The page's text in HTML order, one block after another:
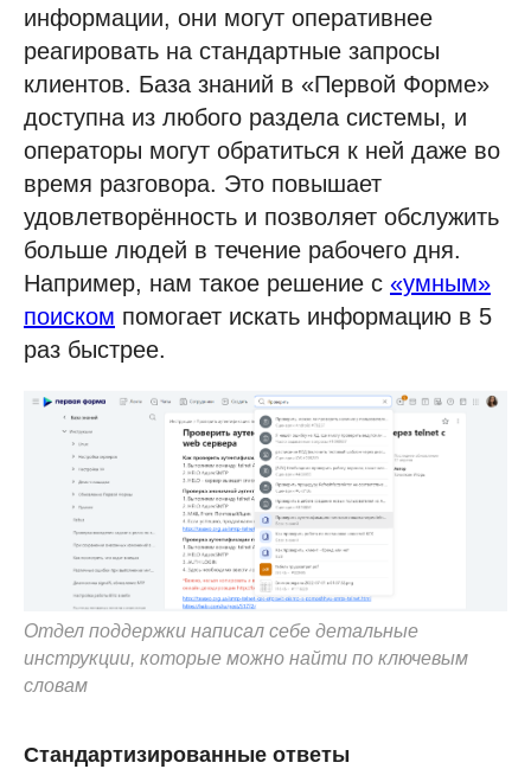
информации, они могут оперативнее
реагировать на стандартные запросы
клиентов. База знаний в «Первой Форме»
доступна из любого раздела системы, и
операторы могут обратиться к ней даже во
время разговора. Это повышает
удовлетворённость и позволяет обслужить
больше людей в течение рабочего дня.
Например, нам такое решение с «умным»
поиском помогает искать информацию в 5
раз быстрее.
Отдел поддержки написал себе детальные
инструкции, которые можно найти по ключевым
словам
Стандартизированные ответы